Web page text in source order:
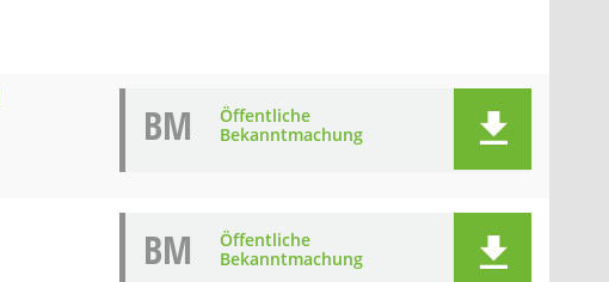
BM
Öffentliche
Bekanntmachung
BM
Öffentliche
Bekanntmachung